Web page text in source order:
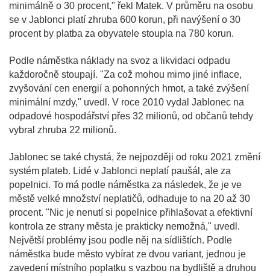
minimálně o 30 procent," řekl Matek. V průměru na osobu
se v Jablonci platí zhruba 600 korun, při navýšení o 30
procent by platba za obyvatele stoupla na 780 korun.
Podle náměstka náklady na svoz a likvidaci odpadu
každoročně stoupají. "Za což mohou mimo jiné inflace,
zvyšování cen energií a pohonných hmot, a také zvýšení
minimální mzdy," uvedl. V roce 2010 vydal Jablonec na
odpadové hospodářství přes 32 milionů, od občanů tehdy
vybral zhruba 22 milionů.
Jablonec se také chystá, že nejpozději od roku 2021 změní
systém plateb. Lidé v Jablonci neplatí paušál, ale za
popelnici. To má podle náměstka za následek, že je ve
městě velké množství neplatičů, odhaduje to na 20 až 30
procent. "Nic je nenutí si popelnice přihlašovat a efektivní
kontrola ze strany města je prakticky nemožná," uvedl.
Největší problémy jsou podle něj na sídlištích. Podle
náměstka bude město vybírat ze dvou variant, jednou je
zavedení místního poplatku s vazbou na bydliště a druhou